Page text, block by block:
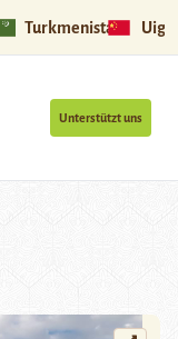
Turkmenistan
Unterstützt uns